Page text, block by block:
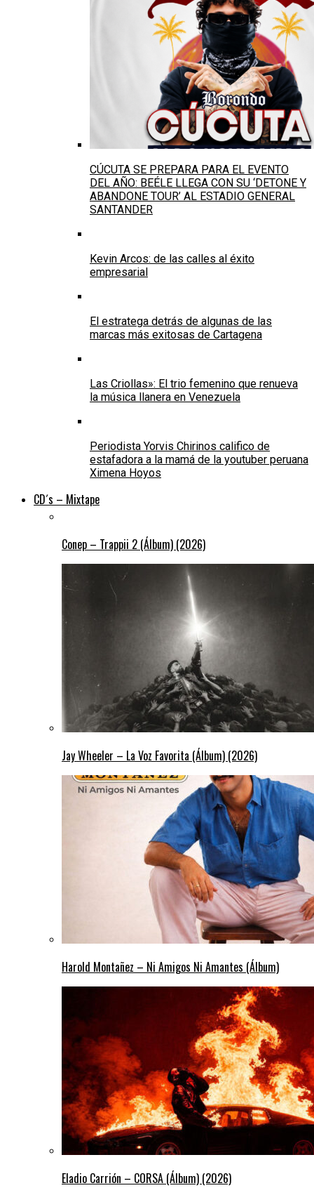
CÚCUTA SE PREPARA PARA EL EVENTO
DEL AÑO: BEÉLE LLEGA CON SU ‘DETONE Y
ABANDONE TOUR’ AL ESTADIO GENERAL
SANTANDER
Kevin Arcos: de las calles al éxito
empresarial
El estratega detrás de algunas de las
marcas más exitosas de Cartagena
Las Criollas»: El trio femenino que renueva
la música llanera en Venezuela
Periodista Yorvis Chirinos califico de
estafadora a la mamá de la youtuber peruana
Ximena Hoyos
CD´s – Mixtape
Conep – Trappii 2 (Álbum) (2026)
Jay Wheeler – La Voz Favorita (Álbum) (2026)
Harold Montañez – Ni Amigos Ni Amantes (Álbum)
Eladio Carrión – CORSA (Álbum) (2026)